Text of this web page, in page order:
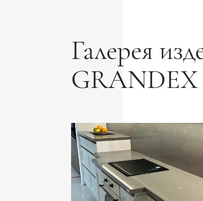
Галерея
GRANDEX